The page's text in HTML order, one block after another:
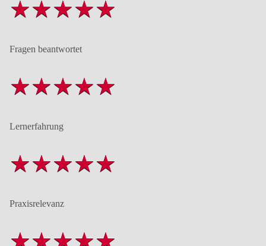
Fragen beantwortet
Lernerfahrung
Praxisrelevanz